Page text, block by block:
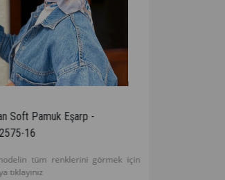
Sultan Soft Pamuk Eşarp -
Bu modelin tüm renklerini görmek için